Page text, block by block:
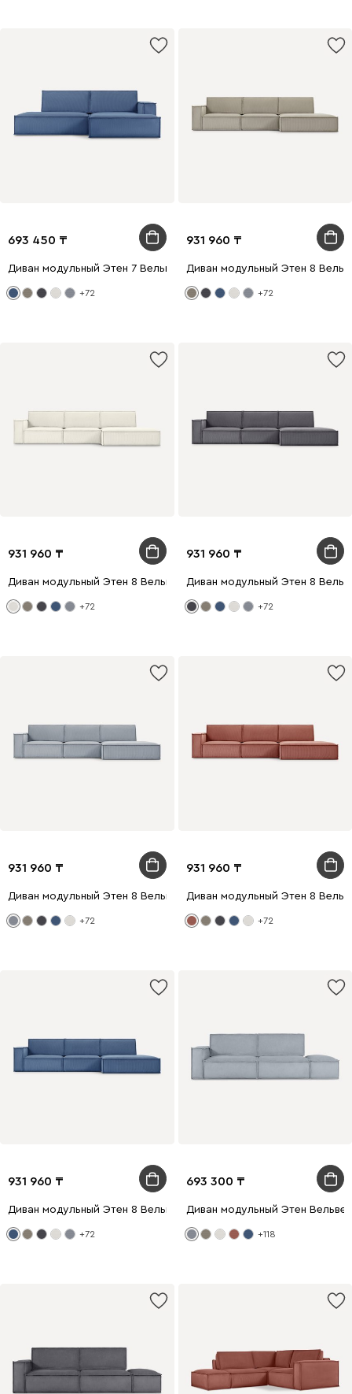
693 450
Диван модульный Этен 7 Вельвет Синий
+72
931 960
Диван модульный Этен 8
+72
931 960
Диван модульный Этен 8 Вельвет Молочный
+72
931 960
Диван модульный Этен 8
+72
931 960
Диван модульный Этен 8 Вельвет Светло-серый
+72
931 960
Диван модульный Этен 8
+72
931 960
Диван модульный Этен 8 Вельвет Синий
+72
693 300
Диван модульный Этен
+118